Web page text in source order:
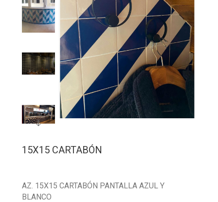
15X15 CARTABÓN
AZ. 15X15 CARTABÓN PANTALLA AZUL Y
BLANCO